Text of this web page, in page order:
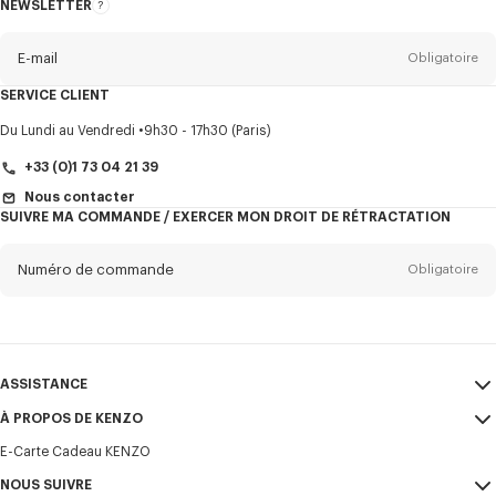
NEWSLETTER
A
E-mail Obligatoire
Titre Obligatoire
évènements KENZO, qui peuvent être personnalisés, notamment sur les
SERVICE CLIENT
Du Lundi au Vendredi 9h30 - 17h30 (Paris)
+33 (0)1 73 04 21 39
Nous contacter
SUIVRE MA COMMANDE / EXERCER MON DROIT DE RÉTRACTATION
Numéro de commande Obligatoire
ASSISTANCE
Mon compte
Guide des tailles
FAQ
À PROPOS DE KENZO
CGV
Mentions Légales et CGU
E-Carte Cadeau KENZO
NOUS SUIVRE